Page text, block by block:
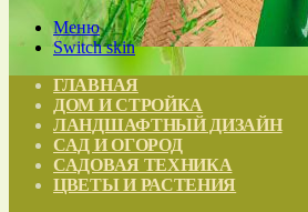
Меню
Switch skin
ГЛАВНАЯ
ДОМ И СТРОЙКА
ЛАНДШАФТНЫЙ ДИЗАЙН
САД И ОГОРОД
САДОВАЯ ТЕХНИКА
ЦВЕТЫ И РАСТЕНИЯ